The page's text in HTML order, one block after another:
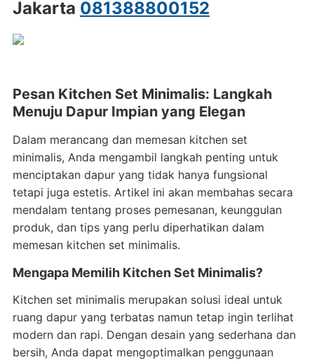
Jakarta 081388800152
Pesan Kitchen Set Minimalis: Langkah
Menuju Dapur Impian yang Elegan
Dalam merancang dan memesan kitchen set
minimalis, Anda mengambil langkah penting untuk
menciptakan dapur yang tidak hanya fungsional
tetapi juga estetis. Artikel ini akan membahas secara
mendalam tentang proses pemesanan, keunggulan
produk, dan tips yang perlu diperhatikan dalam
memesan kitchen set minimalis.
Mengapa Memilih Kitchen Set Minimalis?
Kitchen set minimalis merupakan solusi ideal untuk
ruang dapur yang terbatas namun tetap ingin terlihat
modern dan rapi. Dengan desain yang sederhana dan
bersih, Anda dapat mengoptimalkan penggunaan